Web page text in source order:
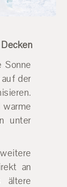
der
unter
an
ältere